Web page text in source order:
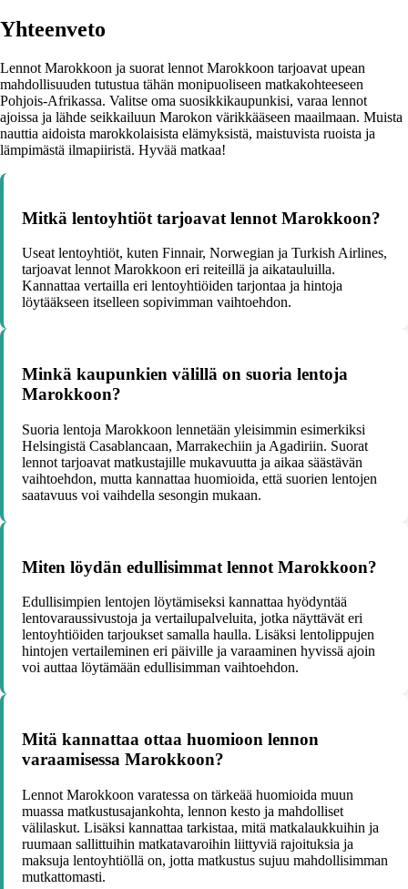
Yhteenveto
Lennot Marokkoon ja suorat lennot Marokkoon tarjoavat upean
mahdollisuuden tutustua tähän monipuoliseen matkakohteeseen
Pohjois-Afrikassa. Valitse oma suosikkikaupunkisi, varaa lennot
ajoissa ja lähde seikkailuun Marokon värikkääseen maailmaan. Muista
nauttia aidoista marokkolaisista elämyksistä, maistuvista ruoista ja
lämpimästä ilmapiiristä. Hyvää matkaa!
Mitkä lentoyhtiöt tarjoavat lennot Marokkoon?
Useat lentoyhtiöt, kuten Finnair, Norwegian ja Turkish Airlines,
tarjoavat lennot Marokkoon eri reiteillä ja aikatauluilla.
Kannattaa vertailla eri lentoyhtiöiden tarjontaa ja hintoja
löytääkseen itselleen sopivimman vaihtoehdon.
Minkä kaupunkien välillä on suoria lentoja
Marokkoon?
Suoria lentoja Marokkoon lennetään yleisimmin esimerkiksi
Helsingistä Casablancaan, Marrakechiin ja Agadiriin. Suorat
lennot tarjoavat matkustajille mukavuutta ja aikaa säästävän
vaihtoehdon, mutta kannattaa huomioida, että suorien lentojen
saatavuus voi vaihdella sesongin mukaan.
Miten löydän edullisimmat lennot Marokkoon?
Edullisimpien lentojen löytämiseksi kannattaa hyödyntää
lentovaraussivustoja ja vertailupalveluita, jotka näyttävät eri
lentoyhtiöiden tarjoukset samalla haulla. Lisäksi lentolippujen
hintojen vertaileminen eri päiville ja varaaminen hyvissä ajoin
voi auttaa löytämään edullisimman vaihtoehdon.
Mitä kannattaa ottaa huomioon lennon
varaamisessa Marokkoon?
Lennot Marokkoon varatessa on tärkeää huomioida muun
muassa matkustusajankohta, lennon kesto ja mahdolliset
välilaskut. Lisäksi kannattaa tarkistaa, mitä matkalaukkuihin ja
ruumaan sallittuihin matkatavaroihin liittyviä rajoituksia ja
maksuja lentoyhtiöllä on, jotta matkustus sujuu mahdollisimman
mutkattomasti.